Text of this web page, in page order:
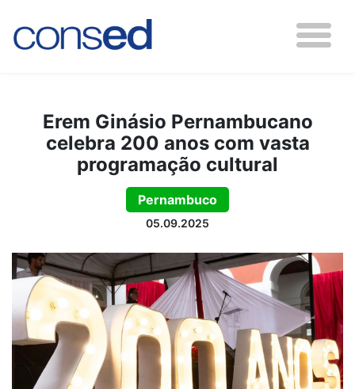
Erem Ginásio Pernambucano
celebra 200 anos com vasta
programação cultural
Pernambuco
05.09.2025